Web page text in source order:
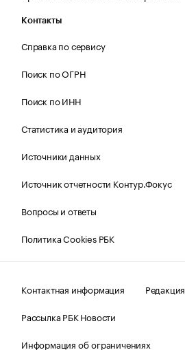
Контакты
Справка по сервису
Поиск по ОГРН
Поиск по ИНН
Статистика и аудитория
Источники данных
Источник отчетности Контур.Фокус
Вопросы и ответы
Политика Cookies РБК
Контактная информация
Редакция
Рассылка РБК Новости
Информация об ограничениях